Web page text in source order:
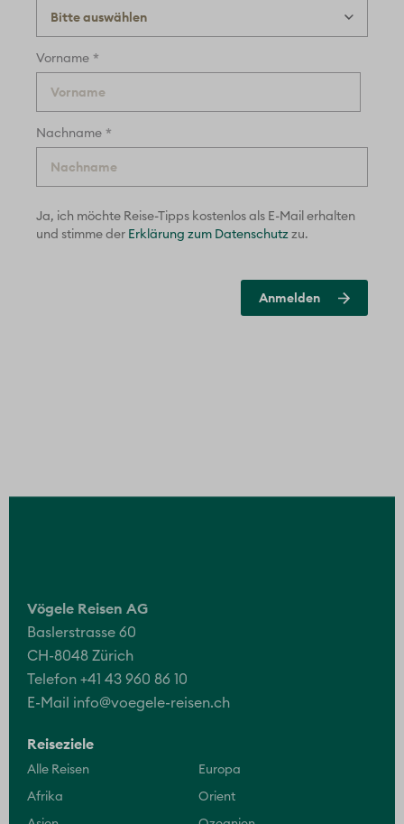
Vorname *
Nachname *
Ja, ich möchte Reise-Tipps kostenlos als E-Mail erhalten
und stimme der Erklärung zum Datenschutz zu.
Vögele Reisen AG
Baslerstrasse 60
CH-8048 Zürich
Telefon +41 43 960 86 10
E-Mail info@voegele-reisen.ch
Reiseziele
Alle Reisen Europa
Afrika Orient